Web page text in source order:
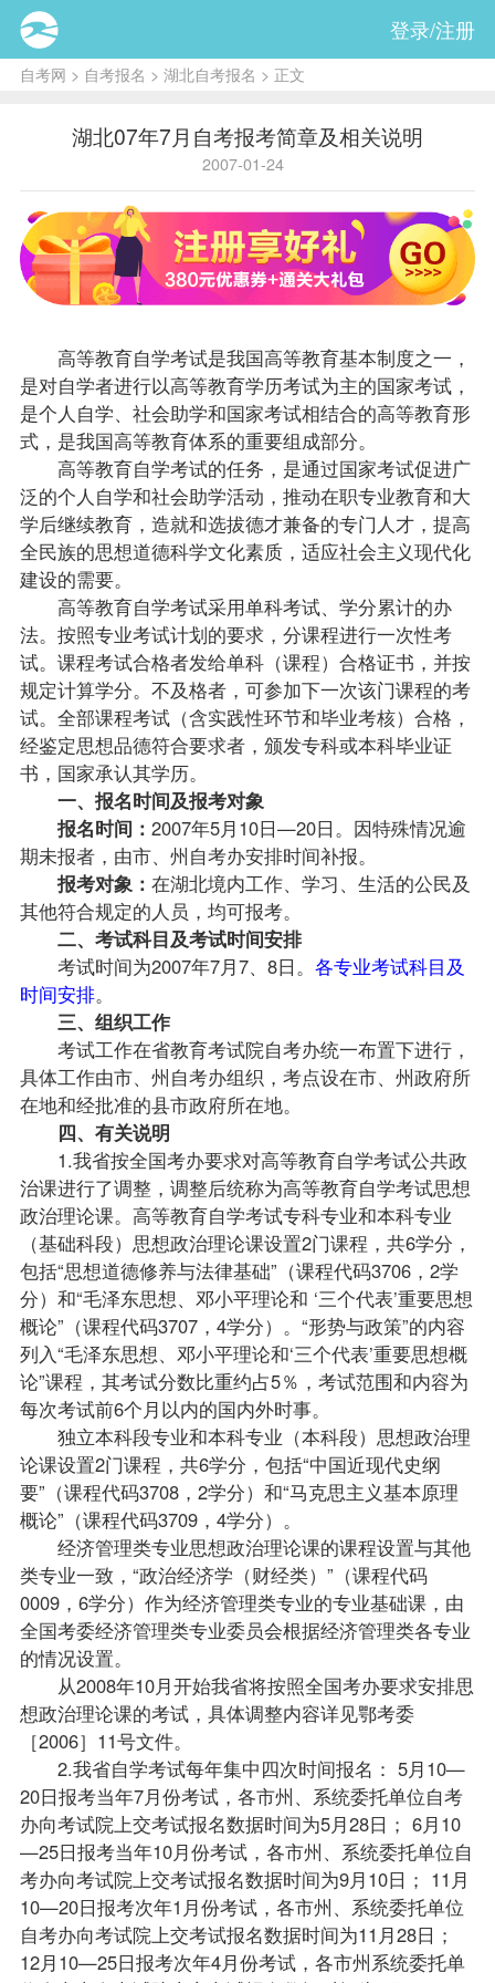
登录/注册
自考网 > 自考报名 > 湖北自考报名 > 正文
湖北07年7月自考报考简章及相关说明
2007-01-24
高等教育自学考试是我国高等教育基本制度之一，
是对自学者进行以高等教育学历考试为主的国家考试，
是个人自学、社会助学和国家考试相结合的高等教育形
式，是我国高等教育体系的重要组成部分。
高等教育自学考试的任务，是通过国家考试促进广
泛的个人自学和社会助学活动，推动在职专业教育和大
学后继续教育，造就和选拔德才兼备的专门人才，提高
全民族的思想道德科学文化素质，适应社会主义现代化
建设的需要。
高等教育自学考试采用单科考试、学分累计的办
法。按照专业考试计划的要求，分课程进行一次性考
试。课程考试合格者发给单科（课程）合格证书，并按
规定计算学分。不及格者，可参加下一次该门课程的考
试。全部课程考试（含实践性环节和毕业考核）合格，
经鉴定思想品德符合要求者，颁发专科或本科毕业证
书，国家承认其学历。
一、报名时间及报考对象
报名时间： 2007年5月10日—20日。因特殊情况逾
期未报者，由市、州自考办安排时间补报。
报考对象： 在湖北境内工作、学习、生活的公民及
其他符合规定的人员，均可报考。
二、考试科目及考试时间安排
考试时间为2007年7月7、8日。 各专业考试科目及
时间安排。
三、组织工作
考试工作在省教育考试院自考办统一布置下进行，
具体工作由市、州自考办组织，考点设在市、州政府所
在地和经批准的县市政府所在地。
四、有关说明
1.我省按全国考办要求对高等教育自学考试公共政
治课进行了调整，调整后统称为高等教育自学考试思想
政治理论课。高等教育自学考试专科专业和本科专业
（基础科段）思想政治理论课设置2门课程，共6学分，
包括“思想道德修养与法律基础”（课程代码3706，2学
分）和“毛泽东思想、邓小平理论和 ‘三个代表’重要思想
概论”（课程代码3707，4学分）。“形势与政策”的内容
列入“毛泽东思想、邓小平理论和‘三个代表’重要思想概
论”课程，其考试分数比重约占5％，考试范围和内容为
每次考试前6个月以内的国内外时事。
独立本科段专业和本科专业（本科段）思想政治理
论课设置2门课程，共6学分，包括“中国近现代史纲
要”（课程代码3708，2学分）和“马克思主义基本原理
概论”（课程代码3709，4学分）。
经济管理类专业思想政治理论课的课程设置与其他
类专业一致，“政治经济学（财经类） ”（课程代码
0009，6学分）作为经济管理类专业的专业基础课，由
全国考委经济管理类专业委员会根据经济管理类各专业
的情况设置。
从2008年10月开始我省将按照全国考办要求安排思
想政治理论课的考试，具体调整内容详见鄂考委
［2006］11号文件。
2.我省自学考试每年集中四次时间报名： 5月10—
20日报考当年7月份考试，各市州、系统委托单位自考
办向考试院上交考试报名数据时间为5月28日； 6月10
—25日报考当年10月份考试，各市州、系统委托单位自
考办向考试院上交考试报名数据时间为9月10日； 11月
10—20日报考次年1月份考试，各市州、系统委托单位
自考办向考试院上交考试报名数据时间为11月28日；
12月10—25日报考次年4月份考试，各市州系统委托单